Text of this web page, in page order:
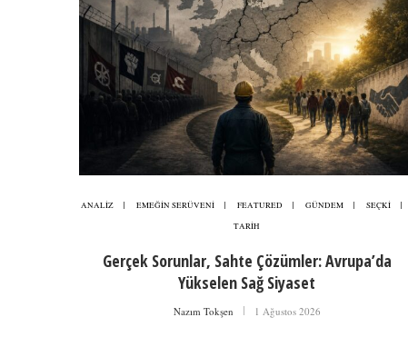
ANALİZ EMEĞİN SERÜVENİ FEATURED GÜNDEM
SEÇKİ
TARİH
Gerçek Sorunlar, Sahte Çözümler: Avrupa’da
Yükselen Sağ Siyaset
Nazım Tokşen 1 Ağustos 2026